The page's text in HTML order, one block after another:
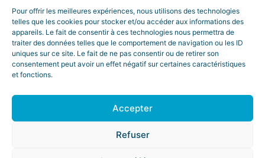
Pour offrir les meilleures expériences, nous utilisons des technologies
telles que les cookies pour stocker et/ou accéder aux informations des
appareils. Le fait de consentir à ces technologies nous permettra de
traiter des données telles que le comportement de navigation ou les ID
uniques sur ce site. Le fait de ne pas consentir ou de retirer son
consentement peut avoir un effet négatif sur certaines caractéristiques
et fonctions.
Accepter
Refuser
© Frenchdtech tous droits réservés